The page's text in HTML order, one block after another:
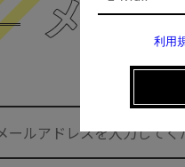
イベ
利用